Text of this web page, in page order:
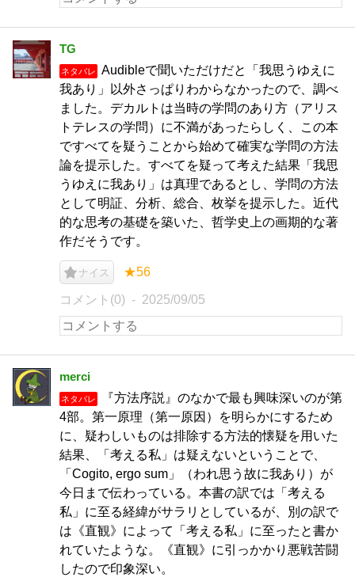
TG
ネタバレ
Audibleで聞いただけだと「我思うゆえに
我あり」以外さっぱりわからなかったので、調べ
ました。デカルトは当時の学問のあり方（アリス
トテレスの学問）に不満があったらしく、この本
ですべてを疑うことから始めて確実な学問の方法
論を提示した。すべてを疑って考えた結果「我思
うゆえに我あり」は真理であるとし、学問の方法
として明証、分析、総合、枚挙を提示した。近代
的な思考の基礎を築いた、哲学史上の画期的な著
作だそうです。
ナイス ★56
コメント(0) 2025/09/05
merci
ネタバレ
『方法序説』のなかで最も興味深いのが第
4部。第一原理（第一原因）を明らかにするため
に、疑わしいものは排除する方法的懐疑を用いた
結果、「考える私」は疑えないということで、
「Cogito, ergo sum」（われ思う故に我あり）が
今日まで伝わっている。本書の訳では「考える
私」に至る経緯がサラリとしているが、別の訳で
は《直観》によって「考える私」に至ったと書か
れていたような。《直観》に引っかかり悪戦苦闘
したので印象深い。